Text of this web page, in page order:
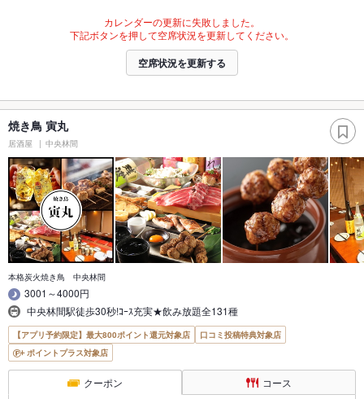
カレンダーの更新に失敗しました。
下記ボタンを押して空席状況を更新してください。
空席状況を更新する
焼き鳥 寅丸
居酒屋 中央林間
本格炭火焼き鳥 中央林間
3001～4000円
中央林間駅徒歩30秒!ｺｰｽ充実★飲み放題全131種
【アプリ予約限定】最大800ポイント還元対象店
口コミ投稿特典対象店
ポイントプラス対象店
クーポン コース